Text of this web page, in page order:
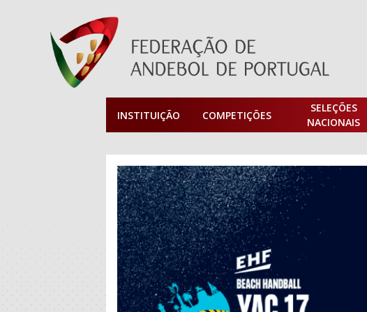
INSTITUIÇÃO COMPETIÇÕES
SELEÇÕES
NACIONAIS